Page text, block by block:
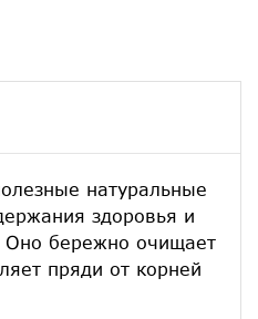
натуральные
здоровья и
Оно бережно очищает
пряди от корней